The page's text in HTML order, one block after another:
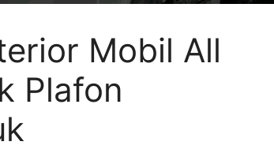
Mobil All
Plafon